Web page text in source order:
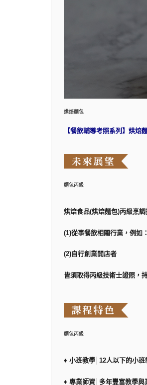
烘焙麵包
【餐飲輔導考照系列】烘焙
麵包丙級
烘焙食品(烘焙麵包)丙級烹
(1)從事餐飲相關行業，例如
(2)自行創業開店者
皆須取得丙級技術士證照，
麵包丙級
♦ 小班教學│12人以下的小
♦ 專業師資│多年豐富教學與